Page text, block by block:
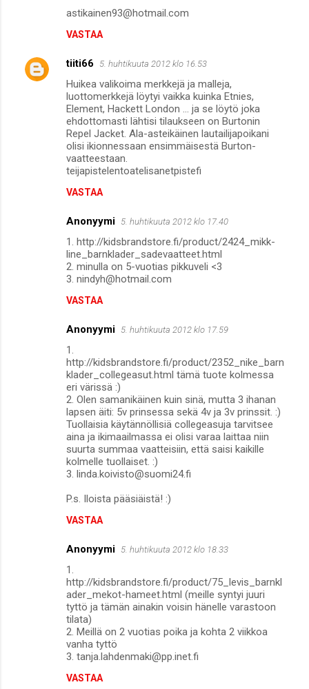
astikainen93@hotmail.com
VASTAA
tiiti66 5. huhtikuuta 2012 klo 16.53
Huikea valikoima merkkejä ja malleja,
luottomerkkejä löytyi vaikka kuinka Etnies,
Element, Hackett London ... ja se löytö joka
ehdottomasti lähtisi tilaukseen on Burtonin
Repel Jacket. Ala-asteikäinen lautailijapoikani
olisi ikionnessaan ensimmäisestä Burton-
vaatteestaan.
teijapistelentoatelisanetpistefi
VASTAA
Anonyymi 5. huhtikuuta 2012 klo 17.40
1. http://kidsbrandstore.fi/product/2424_mikk-
line_barnklader_sadevaatteet.html
2. minulla on 5-vuotias pikkuveli <3
3. nindyh@hotmail.com
VASTAA
Anonyymi 5. huhtikuuta 2012 klo 17.59
1.
http://kidsbrandstore.fi/product/2352_nike_barn
klader_collegeasut.html tämä tuote kolmessa
eri värissä :)
2. Olen samanikäinen kuin sinä, mutta 3 ihanan
lapsen äiti: 5v prinsessa sekä 4v ja 3v prinssit. :)
Tuollaisia käytännöllisiä collegeasuja tarvitsee
aina ja ikimaailmassa ei olisi varaa laittaa niin
suurta summaa vaatteisiin, että saisi kaikille
kolmelle tuollaiset. :)
3. linda.koivisto@suomi24.fi
P.s. Iloista pääsiäistä! :)
VASTAA
Anonyymi 5. huhtikuuta 2012 klo 18.33
1.
http://kidsbrandstore.fi/product/75_levis_barnkl
ader_mekot-hameet.html (meille syntyi juuri
tyttö ja tämän ainakin voisin hänelle varastoon
tilata)
2. Meillä on 2 vuotias poika ja kohta 2 viikkoa
vanha tyttö
3. tanja.lahdenmaki@pp.inet.fi
VASTAA